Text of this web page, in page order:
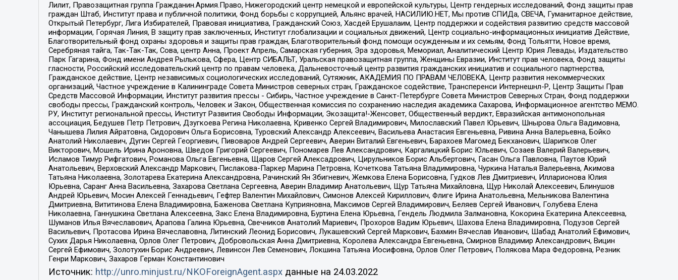
Лилит, Правозащитная группа Гражданин.Армия.Право, Нижегородский центр немецкой и европейской культуры, Центр гендерных исследований, Фонд защиты прав
граждан Штаб, Институт права и публичной политики, Фонд борьбы с коррупцией, Альянс врачей, НАСИЛИЮ.НЕТ, Мы против СПИДа, СВЕЧА, Гуманитарное действие,
Открытый Петербург, Лига Избирателей, Правовая инициатива, Гражданский Союз, Хасдей Ерушалаим, Центр поддержки и содействия развитию средств массовой
информации, Горячая Линия, В защиту прав заключенных, Институт глобализации и социальных движений, Центр социально-информационных инициатив Действие,
Благотворительный фонд охраны здоровья и защиты прав граждан, Благотворительный фонд помощи осужденным и их семьям, Фонд Тольятти, Новое время,
Серебряная тайга, Так-Так-Так, Сова, центр Анна, Проект Апрель, Самарская губерния, Эра здоровья, Мемориал, Аналитический Центр Юрия Левады, Издательство
Парк Гагарина, Фонд имени Андрея Рылькова, Сфера, Центр СИБАЛЬТ, Уральская правозащитная группа, Женщины Евразии, Институт прав человека, Фонд защиты
гласности, Российский исследовательский центр по правам человека, Дальневосточный центр развития гражданских инициатив и социального партнерства,
Гражданское действие, Центр независимых социологических исследований, Сутяжник, АКАДЕМИЯ ПО ПРАВАМ ЧЕЛОВЕКА, Центр развития некоммерческих
организаций, Частное учреждение в Калининграде Совета Министров северных стран, Гражданское содействие, Трансперенси Интернешнл-Р, Центр Защиты Прав
Средств Массовой Информации, Институт развития прессы - Сибирь, Частное учреждение в Санкт-Петербурге Совета Министров Северных Стран, Фонд поддержки
свободы прессы, Гражданский контроль, Человек и Закон, Общественная комиссия по сохранению наследия академика Сахарова, Информационное агентство МЕМО.
РУ, Институт региональной прессы, Институт Развития Свободы Информации, Экозащита!-Женсовет, Общественный вердикт, Евразийская антимонопольная
ассоциация, Бедушев Петр Петрович, Дзугкоева Регина Николаевна, Кривенко Сергей Владимирович, Милославский Павел Юрьевич, Шнырова Ольга Вадимовна,
Чанышева Лилия Айратовна, Сидорович Ольга Борисовна, Туровский Александр Алексеевич, Васильева Анастасия Евгеньевна, Ривина Анна Валерьевна, Бойко
Анатолий Николаевич, Дугин Сергей Георгиевич, Пивоваров Андрей Сергеевич, Аверин Виталий Евгеньевич, Барахоев Магомед Бекханович, Шарипков Олег
Викторович, Мошель Ирина Ароновна, Шведов Григорий Сергеевич, Пономарев Лев Александрович, Каргалицкий Борис Юльевич, Созаев Валерий Валерьевич,
Исламов Тимур Рифгатович, Романова Ольга Евгеньевна, Щаров Сергей Алексадрович, Цирульников Борис Альбертович, Гасан Ольга Павловна, Паутов Юрий
Анатольевич, Верховский Александр Маркович, Пислакова-Паркер Марина Петровна, Кочеткова Татьяна Владимировна, Чуркина Наталья Валерьевна, Акимова
Татьяна Николаевна, Золотарева Екатерина Александровна, Рачинский Ян Збигневич, Жемкова Елена Борисовна, Гудков Лев Дмитриевич, Илларионова Юлия
Юрьевна, Саранг Анна Васильевна, Захарова Светлана Сергеевна, Аверин Владимир Анатольевич, Щур Татьяна Михайловна, Щур Николай Алексеевич, Блинушов
Андрей Юрьевич, Мосин Алексей Геннадьевич, Гефтер Валентин Михайлович, Симонов Алексей Кириллович, Флиге Ирина Анатольевна, Мельникова Валентина
Дмитриевна, Вититинова Елена Владимировна, Баженова Светлана Куприяновна, Максимов Сергей Владимирович, Беляев Сергей Иванович, Голубева Елена
Николаевна, Ганнушкина Светлана Алексеевна, Закс Елена Владимировна, Буртина Елена Юрьевна, Гендель Людмила Залмановна, Кокорина Екатерина Алексеевна,
Шуманов Илья Вячеславович, Арапова Галина Юрьевна, Свечников Анатолий Мариевич, Прохоров Вадим Юрьевич, Шахова Елена Владимировна, Подузов Сергей
Васильевич, Протасова Ирина Вячеславовна, Литинский Леонид Борисович, Лукашевский Сергей Маркович, Бахмин Вячеслав Иванович, Шабад Анатолий Ефимович,
Сухих Дарья Николаевна, Орлов Олег Петрович, Добровольская Анна Дмитриевна, Королева Александра Евгеньевна, Смирнов Владимир Александрович, Вицин
Сергей Ефимович, Золотухин Борис Андреевич, Левинсон Лев Семенович, Локшина Татьяна Иосифовна, Орлов Олег Петрович, Полякова Мара Федоровна, Резник
Генри Маркович, Захаров Герман Константинович
Источник: http://unro.minjust.ru/NKOForeignAgent.aspxданные на 24.03.2022